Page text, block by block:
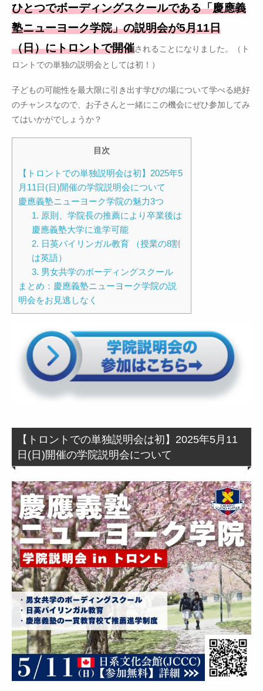
ひとつでボーディングスクールである「慶應義
塾ニューヨーク学院」の説明会が5月11日
（日）にトロントで開催されることになりました。（ト
ロントでの単独の説明会としては初！）
子どもの可能性を最大限に引き出す学びの場について学べる絶好
のチャンスなので、お子さんと一緒にこの機会にぜひ参加してみ
てはいかがでしょうか？
目次
【トロントでの単独説明会は初】2025年5
月11日(日)開催の学院説明会について
慶應義塾ニューヨーク学院の魅力3つ
1. 原則、学院長の推薦により卒業後は
慶應義塾大学に進学可能
2. 日英バイリンガル教育 （授業の8割
は英語）
3. 男女共学のボーディングスクール
まとめ：慶應義塾ニューヨーク学院の説
明会をお見逃しなく
【トロントでの単独説明会は初】2025年5月11
日(日)開催の学院説明会について